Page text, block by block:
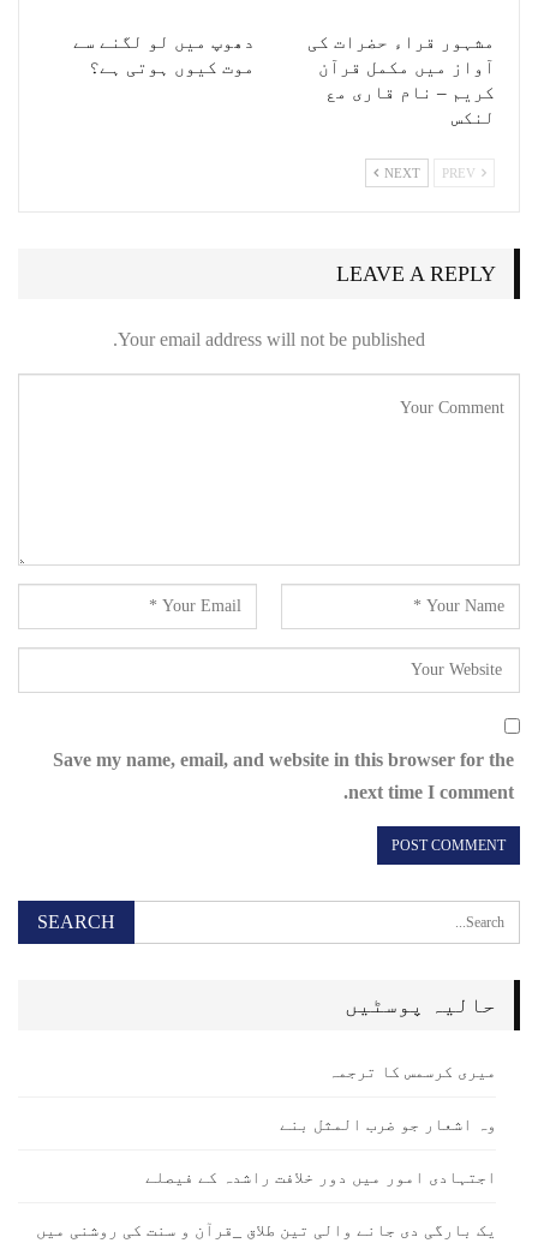
مشہور قراء حضرات کی
آواز میں مکمل قرآن
کریم – نام قاری مع
لنکس
دھوپ میں لو لگنے سے
موت کیوں ہوتی ہے؟
NEXT
LEAVE A REPLY
Your email address will not be published.
Save my name, email, and website in this browser for the
next time I comment.
حالیہ پوسٹیں
میری کرسمس کا ترجمہ
وہ اشعار جو ضرب المثل بنے
اجتہادی امور میں دور خلافت راشدہ کے فیصلے
یک بارگی دی جانے والی تین طلاق _قرآن و سنت کی روشنی میں